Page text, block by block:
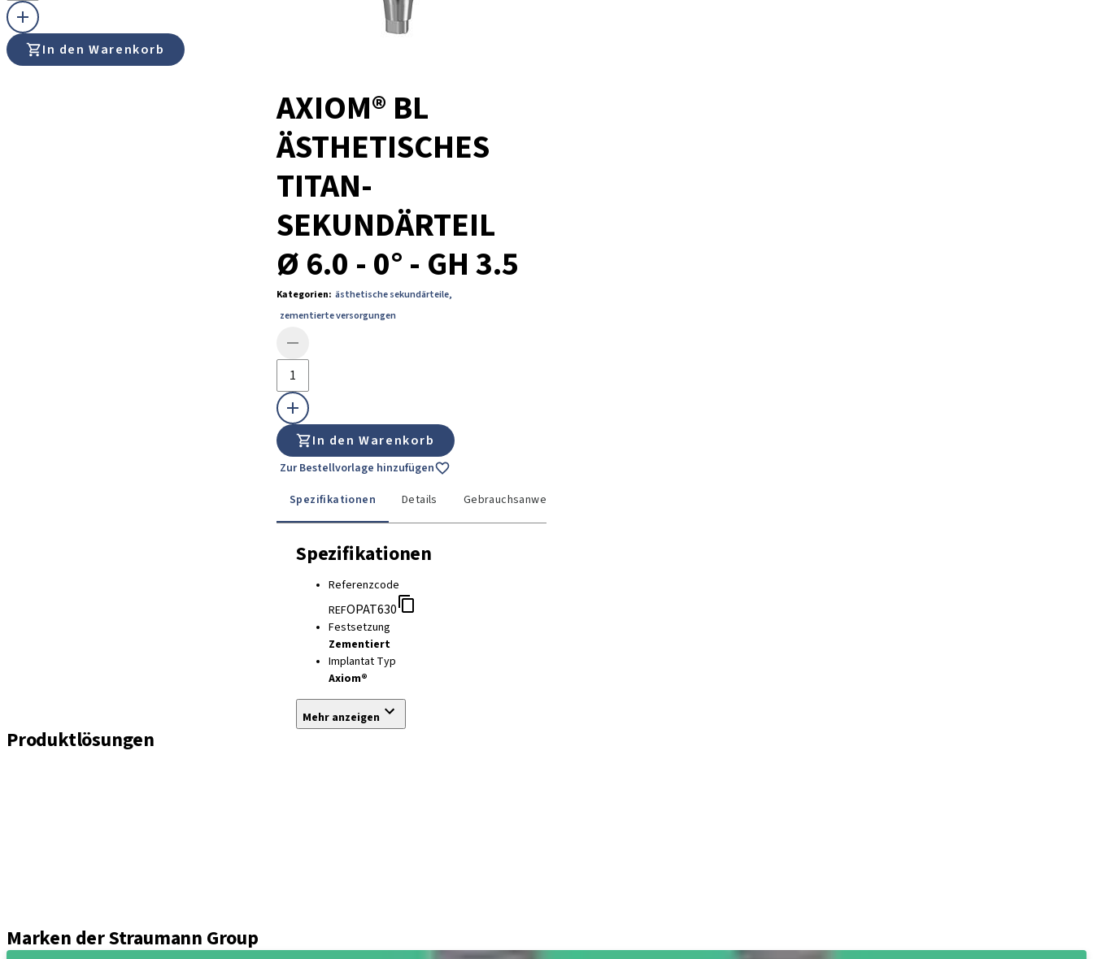
In den Warenkorb
AXIOM® BL
ÄSTHETISCHES
TITAN-
SEKUNDÄRTEIL
Ø 6.0 - 0° - GH 3.5
Kategorien: ästhetische sekundärteile,
zementierte versorgungen
In den Warenkorb
Zur Bestellvorlage hinzufügen
Spezifikationen
Details Gebrauchsanweisung
Spezifikationen
Referenzcode
REFOPAT630
Festsetzung
Zementiert
Implantat Typ
Axiom®
Mehr anzeigen
Produktlösungen
Marken der Straumann Group